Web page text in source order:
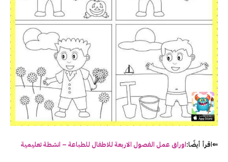
⇐اقرأ أيضًا:اوراق عمل الفصول الاربعة للاطفال للطباعة – انشطة تعليمية